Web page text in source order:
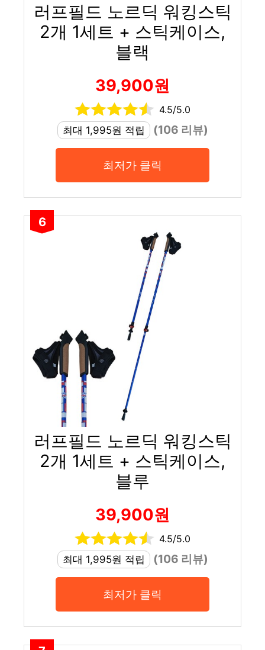
러프필드 노르딕 워킹스틱
2개 1세트 + 스틱케이스,
블랙
39,900원
4.5/5.0
최대 1,995원 적립
(106 리뷰)
최저가 클릭
6
러프필드 노르딕 워킹스틱
2개 1세트 + 스틱케이스,
블루
39,900원
4.5/5.0
최대 1,995원 적립
(106 리뷰)
최저가 클릭